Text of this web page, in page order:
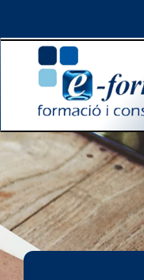
contenido
principal